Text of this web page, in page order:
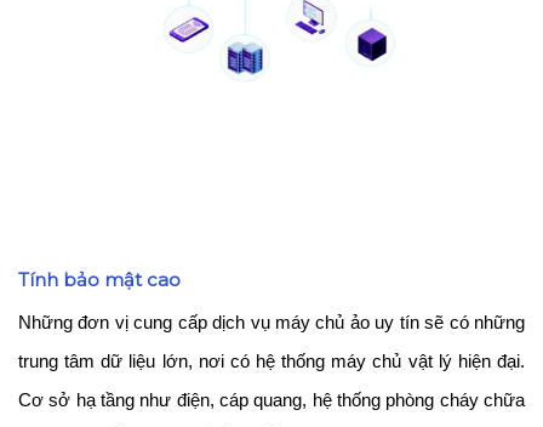
Tính bảo mật cao
Những đơn vị cung cấp dịch vụ máy chủ ảo uy tín sẽ có những
trung tâm dữ liệu lớn, nơi có hệ thống máy chủ vật lý hiện đại.
Cơ sở hạ tầng như điện, cáp quang, hệ thống phòng cháy chữa